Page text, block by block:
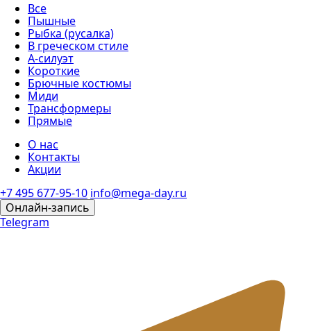
Все
Пышные
Рыбка (русалка)
В греческом стиле
А-силуэт
Короткие
Брючные костюмы
Миди
Трансформеры
Прямые
О нас
Контакты
Акции
+7 495 677-95-10 info@mega-day.ru
Онлайн-запись
Telegram